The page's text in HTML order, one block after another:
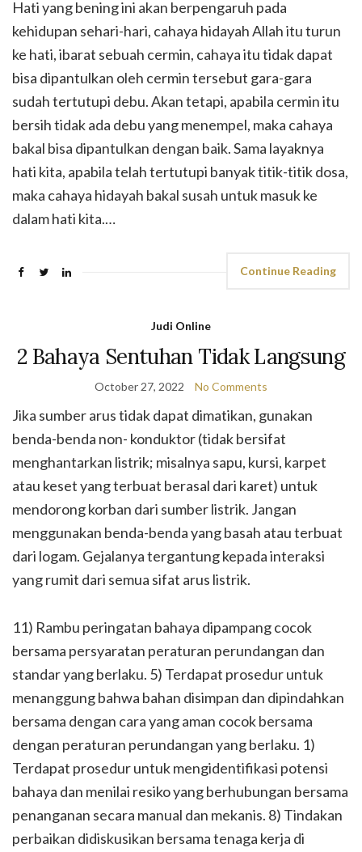
Hati yang bening ini akan berpengaruh pada
kehidupan sehari-hari, cahaya hidayah Allah itu turun
ke hati, ibarat sebuah cermin, cahaya itu tidak dapat
bisa dipantulkan oleh cermin tersebut gara-gara
sudah tertutupi debu. Akan tetapi, apabila cermin itu
bersih tidak ada debu yang menempel, maka cahaya
bakal bisa dipantulkan dengan baik. Sama layaknya
hati kita, apabila telah tertutupi banyak titik-titik dosa,
maka cahaya hidayah bakal susah untuk masuk ke
dalam hati kita.…
Continue Reading
Judi Online
2 Bahaya Sentuhan Tidak Langsung
October 27, 2022 No Comments
Jika sumber arus tidak dapat dimatikan, gunakan
benda-benda non- konduktor (tidak bersifat
menghantarkan listrik; misalnya sapu, kursi, karpet
atau keset yang terbuat berasal dari karet) untuk
mendorong korban dari sumber listrik. Jangan
menggunakan benda-benda yang basah atau terbuat
dari logam. Gejalanya tergantung kepada interaksi
yang rumit dari semua sifat arus listrik.
11) Rambu peringatan bahaya dipampang cocok
bersama persyaratan peraturan perundangan dan
standar yang berlaku. 5) Terdapat prosedur untuk
menanggung bahwa bahan disimpan dan dipindahkan
bersama dengan cara yang aman cocok bersama
dengan peraturan perundangan yang berlaku. 1)
Terdapat prosedur untuk mengidentifikasi potensi
bahaya dan menilai resiko yang berhubungan bersama
penanganan secara manual dan mekanis. 8) Tindakan
perbaikan didiskusikan bersama tenaga kerja di